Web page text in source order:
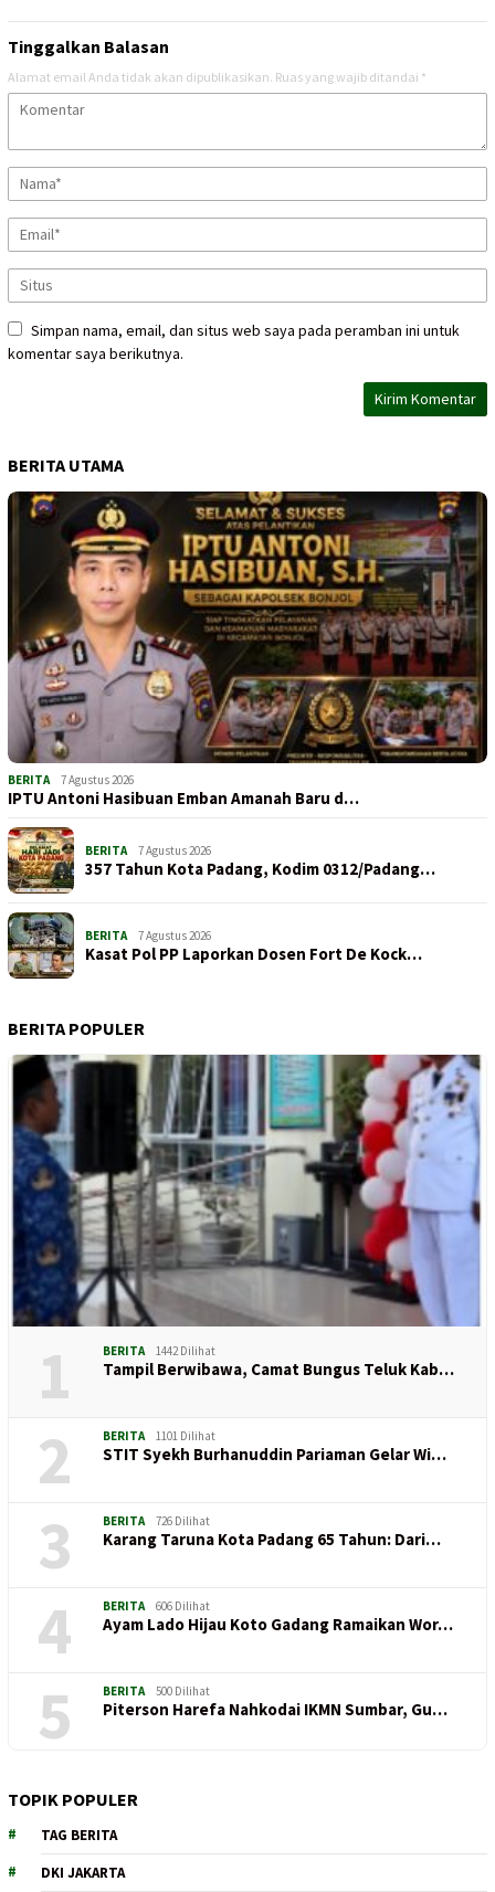
Tinggalkan Balasan
Alamat email Anda tidak akan dipublikasikan. Ruas yang wajib ditandai *
Simpan nama, email, dan situs web saya pada peramban ini untuk
komentar saya berikutnya.
BERITA UTAMA
BERITA 7 Agustus 2026
IPTU Antoni Hasibuan Emban Amanah Baru d…
BERITA 7 Agustus 2026
357 Tahun Kota Padang, Kodim 0312/Padang…
BERITA 7 Agustus 2026
Kasat Pol PP Laporkan Dosen Fort De Kock…
BERITA POPULER
1 BERITA 1442 Dilihat
Tampil Berwibawa, Camat Bungus Teluk Kab…
2 BERITA 1101 Dilihat
STIT Syekh Burhanuddin Pariaman Gelar Wi…
3 BERITA 726 Dilihat
Karang Taruna Kota Padang 65 Tahun: Dari…
4 BERITA 606 Dilihat
Ayam Lado Hijau Koto Gadang Ramaikan Wor…
5 BERITA 500 Dilihat
Piterson Harefa Nahkodai IKMN Sumbar, Gu…
TOPIK POPULER
TAG BERITA
DKI JAKARTA